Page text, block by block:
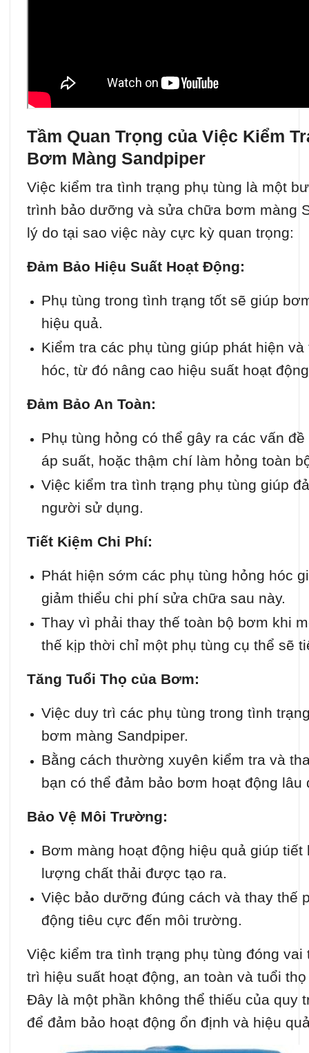
Tầm Quan Trọng của Việc Kiểm
Bơm Màng Sandpiper
Việc kiểm tra tình trạng phụ tùng là một
trình bảo dưỡng và sửa chữa bơm màng
lý do tại sao việc này cực kỳ quan trọng:
Đảm Bảo Hiệu Suất Hoạt Động:
Phụ tùng trong tình trạng tốt sẽ giúp
hiệu quả.
Kiểm tra các phụ tùng giúp phát hiện
hóc, từ đó nâng cao hiệu suất hoạt
Đảm Bảo An Toàn:
Phụ tùng hỏng có thể gây ra các vấn
áp suất, hoặc thậm chí làm hỏng toàn
Việc kiểm tra tình trạng phụ tùng giúp
người sử dụng.
Tiết Kiệm Chi Phí:
Phát hiện sớm các phụ tùng hỏng hóc
giảm thiểu chi phí sửa chữa sau này.
Thay vì phải thay thế toàn bộ bơm khi
thế kịp thời chỉ một phụ tùng cụ thể sẽ
Tăng Tuổi Thọ của Bơm:
Việc duy trì các phụ tùng trong tình
bơm màng Sandpiper.
Bằng cách thường xuyên kiểm tra và
bạn có thể đảm bảo bơm hoạt động
Bảo Vệ Môi Trường:
Bơm màng hoạt động hiệu quả giúp
lượng chất thải được tạo ra.
Việc bảo dưỡng đúng cách và thay thế
động tiêu cực đến môi trường.
Việc kiểm tra tình trạng phụ tùng đóng
trì hiệu suất hoạt động, an toàn và tuổi
Đây là một phần không thể thiếu của quy
để đảm bảo hoạt động ổn định và hiệu